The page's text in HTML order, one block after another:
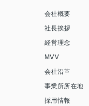
会社概要
社長挨拶
経営理念
MVV
会社沿革
事業所所在地
採用情報